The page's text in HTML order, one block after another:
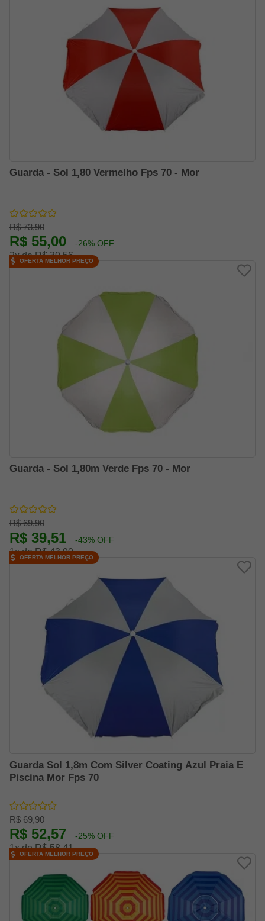
Guarda - Sol 1,80 Vermelho Fps 70 - Mor
R$ 73,90
R$ 55,00 -26% OFF
2x de R$ 30,56
Guarda - Sol 1,80m Verde Fps 70 - Mor
R$ 69,90
R$ 39,51 -43% OFF
1x de R$ 43,90
OFERTA MELHOR PREÇO
Guarda Sol 1,8m Com Silver Coating Azul Praia E
Piscina Mor Fps 70
R$ 69,90
R$ 52,57 -25% OFF
1x de R$ 58,41
OFERTA MELHOR PREÇO
OFERTA MELHOR PREÇO